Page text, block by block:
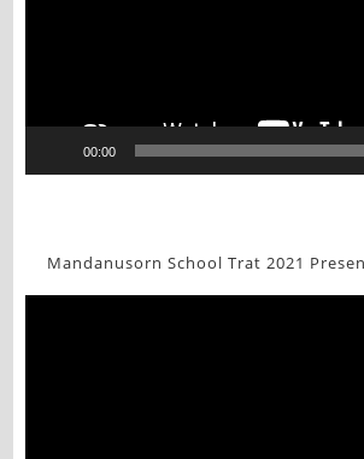
00:00
Mandanusorn School Trat 2021